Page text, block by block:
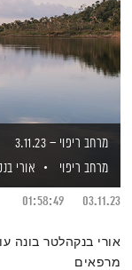
מרחב ריפוי – 3.11.23
מרחב ריפוי
אורי
03.11.23
01:58:49
אורי בנקהלטר בונה
מרפאים